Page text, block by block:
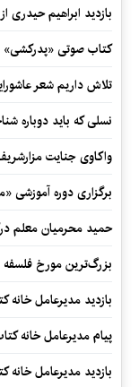
بازدید ابراهیم حیدری از
کتاب صوتی «پدرکشی»
تلاش داریم شعر
نسلی که باید دوباره
واکاوی جنایت
برگزاری دوره آموزشی
حمید محرمیان معلم
بزرگ‌ترین مورخ فلسفه
بازدید مدیرعامل خانه
پیام مدیرعامل خانه
بازدید مدیرعامل خانه